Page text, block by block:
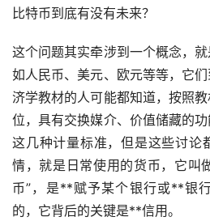
比特币到底有没有未来？
这个问题其实牵涉到一个概念，就
如人民币、美元、欧元等等，它
济学教材的人可能都知道，按照
位，具有交换媒介、价值储藏的
这几种计量标准，但是这些讨论
情，就是日常使用的货币，它叫
币”，是**赋予某个银行或**银
的，它背后的关键是**信用。